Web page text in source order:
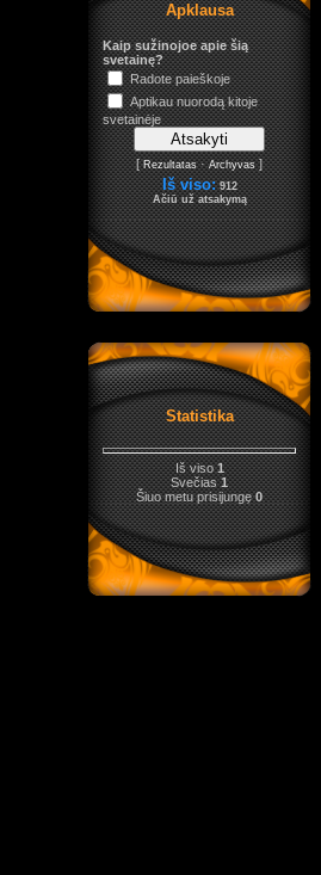
Apklausa
Kaip sužinojoe apie šią
svetainę?
Radote paieškoje
Aptikau nuorodą kitoje
svetainėje
[Rezultatas·Archyvas]
Iš viso: 912
Ačiū už atsakymą
Statistika
Iš viso1
Svečias1
Šiuo metu prisijungę0